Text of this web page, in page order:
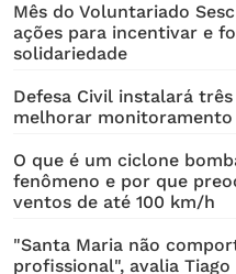
Mês do Voluntariado
ações para incentivar e
solidariedade
Defesa Civil instalará
melhorar
O que é um ciclone
fenômeno e por que
ventos de até 100 km/h
"Santa Maria não
profissional", avalia